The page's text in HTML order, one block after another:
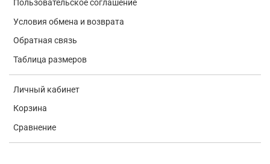
Пользовательское соглашение
Условия обмена и возврата
Обратная связь
Таблица размеров
Личный кабинет
Корзина
Сравнение